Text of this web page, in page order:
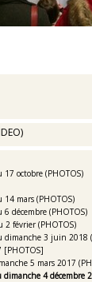
17 octobre (PHOTOS)
14 mars (PHOTOS)
6 décembre (PHOTOS)
2 février (PHOTOS)
dimanche 3 juin 2018
[PHOTOS]
5 mars 2017
dimanche 4 décembre